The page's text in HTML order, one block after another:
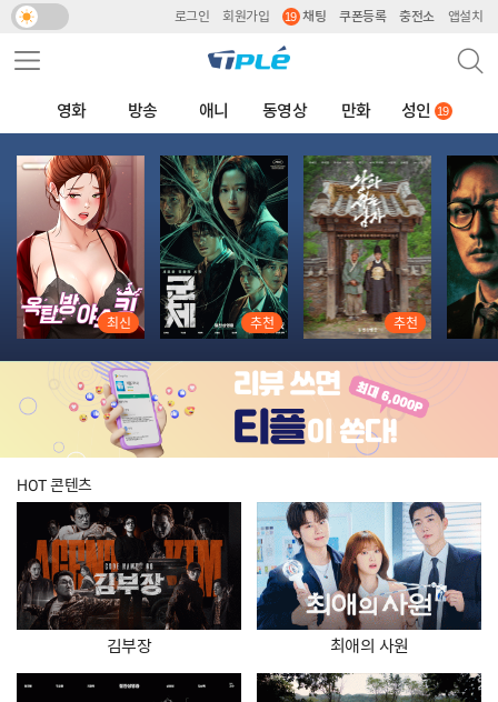
로그인 회원가입 채팅 쿠폰등록 충전소 앱설치
주요 서비스 메뉴 펼치기 검색
영화 방송 애니 동영상 만화 성인
추천 콘텐츠
최신 추천 추천
HOT 콘텐츠
김부장 최애의 사원